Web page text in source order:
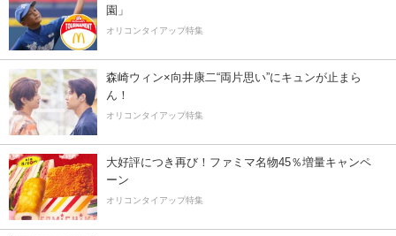
園」
オリコンタイアップ特集
森崎ウィン×向井康二“両片思い”にキュンが止まら
ん！
オリコンタイアップ特集
大好評につき再び！ファミマ名物45％増量キャンペ
ーン
オリコンタイアップ特集